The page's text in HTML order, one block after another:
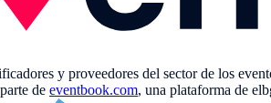
y proveedores del sector de los
de eventbook.com, una plataforma de